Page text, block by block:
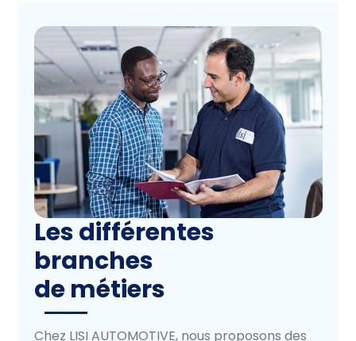
Les différentes
branches
de métiers
Chez LISI AUTOMOTIVE, nous proposons des